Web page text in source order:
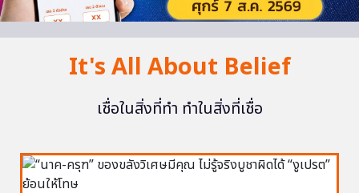
It's All About Belief
เชื่อในสิ่งที่ทำ ทำในสิ่งที่เชื่อ